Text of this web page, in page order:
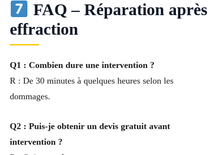
FAQ – Réparation après
effraction
Q1 : Combien dure une intervention ?
R : De 30 minutes à quelques heures selon les
dommages.
Q2 : Puis-je obtenir un devis gratuit avant
intervention ?